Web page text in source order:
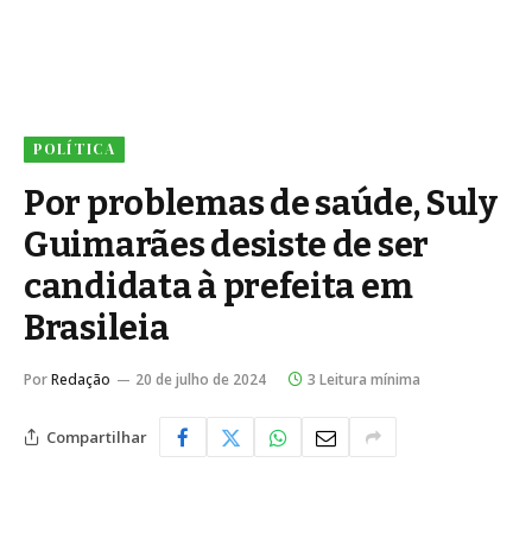
POLÍTICA
Por problemas de saúde, Suly
Guimarães desiste de ser
candidata à prefeita em
Brasileia
PorRedação 20 de julho de 2024 3 Leitura mínima
Compartilhar